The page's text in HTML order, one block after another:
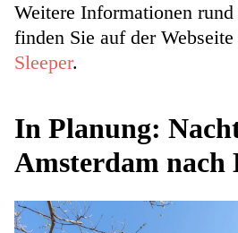
Weitere Informationen
finden Sie auf der Webseite
Sleeper.
In Planung:
Amsterdam nach